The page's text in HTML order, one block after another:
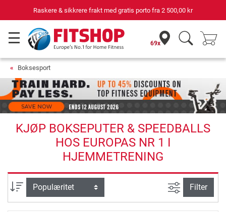
Raskere & sikkrere frakt med gratis porto fra 2 500,00 kr
69x
Boksesport
KJØP BOKSEPUTER & SPEEDBALLS
HOS EUROPAS NR 1 I
HJEMMETRENING
sortering Avansert søk
Filter